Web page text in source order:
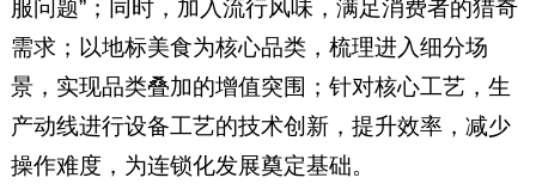
服问题”；同时，加入流行风味，满足消费者的猎奇
需求；以地标美食为核心品类，梳理进入细分场
景，实现品类叠加的增值突围；针对核心工艺，生
产动线进行设备工艺的技术创新，提升效率，减少
操作难度，为连锁化发展奠定基础。